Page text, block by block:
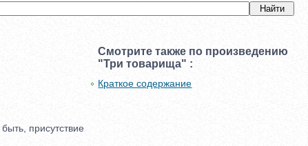
присутствие
Смотрите также по произведению
"Три товарища" :
Краткое содержание